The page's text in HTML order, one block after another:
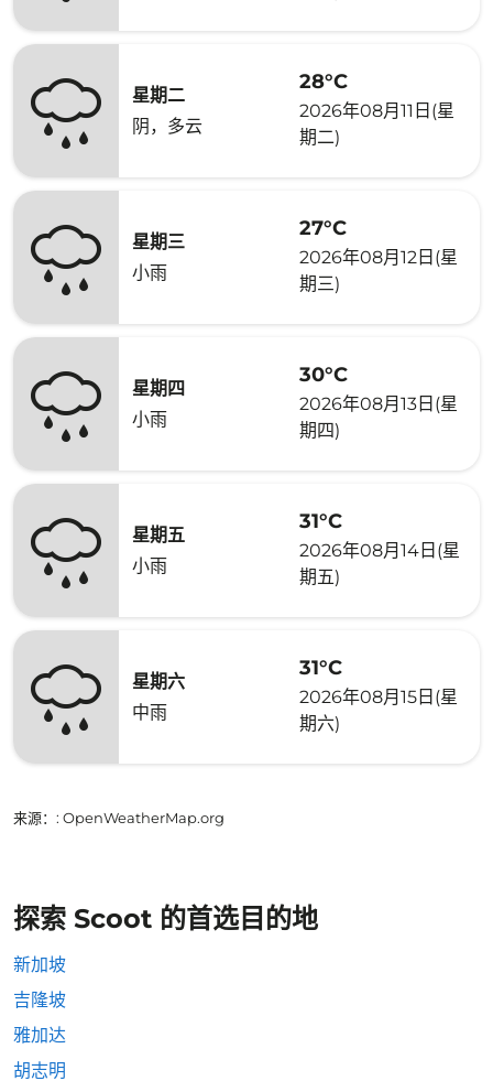
星期二
阴，多云
28°C
2026年08月11日(星
期二)
星期三
小雨
27°C
2026年08月12日(星
期三)
星期四
小雨
30°C
2026年08月13日(星
期四)
星期五
小雨
31°C
2026年08月14日(星
期五)
星期六
中雨
31°C
2026年08月15日(星
期六)
来源： : OpenWeatherMap.org
探索 Scoot 的首选目的地
新加坡
吉隆坡
雅加达
胡志明